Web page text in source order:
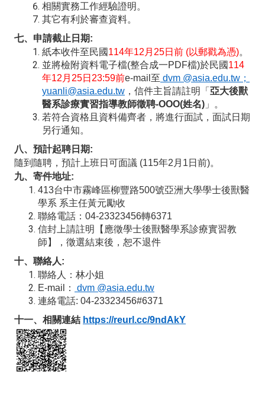
相關實務工作經驗證明。
其它有利於審查資料。
七、申請截止日期:
紙本收件至民國 114年12月25日前 (以郵戳為憑)。
並將檢附資料電子檔(整合成一PDF檔)於民國 114
年12月25日23:59前e-mail至 dvm @asia.edu.tw ；
yuanli@asia.edu.tw ，信件主旨請註明「 亞大後獸
醫系診療實習指導教師徵聘-OOO(姓名) 」。
若符合資格且資料備齊者，將進行面試，面試日期
另行通知。
八、預計起聘日期:
隨到隨聘，預計上班日可面議 (115年2月1日前)。
九、寄件地址:
413台中市霧峰區柳豐路500號亞洲大學學士後獸醫
學系 系主任黃元勵收
聯絡電話：04-23323456轉6371
信封上請註明【應徵學士後獸醫學系診療實習教
師】，徵選結束後，恕不退件
十、聯絡人:
聯絡人：林小姐
E-mail
：
dvm @asia.edu.tw
連絡電話: 04-23323456#6371
十一、相關連結 https://reurl.cc/9ndAkY